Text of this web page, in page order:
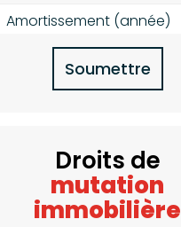
($):
Amortissement
(année):
Soumettre
Droits de
mutation
immobilière